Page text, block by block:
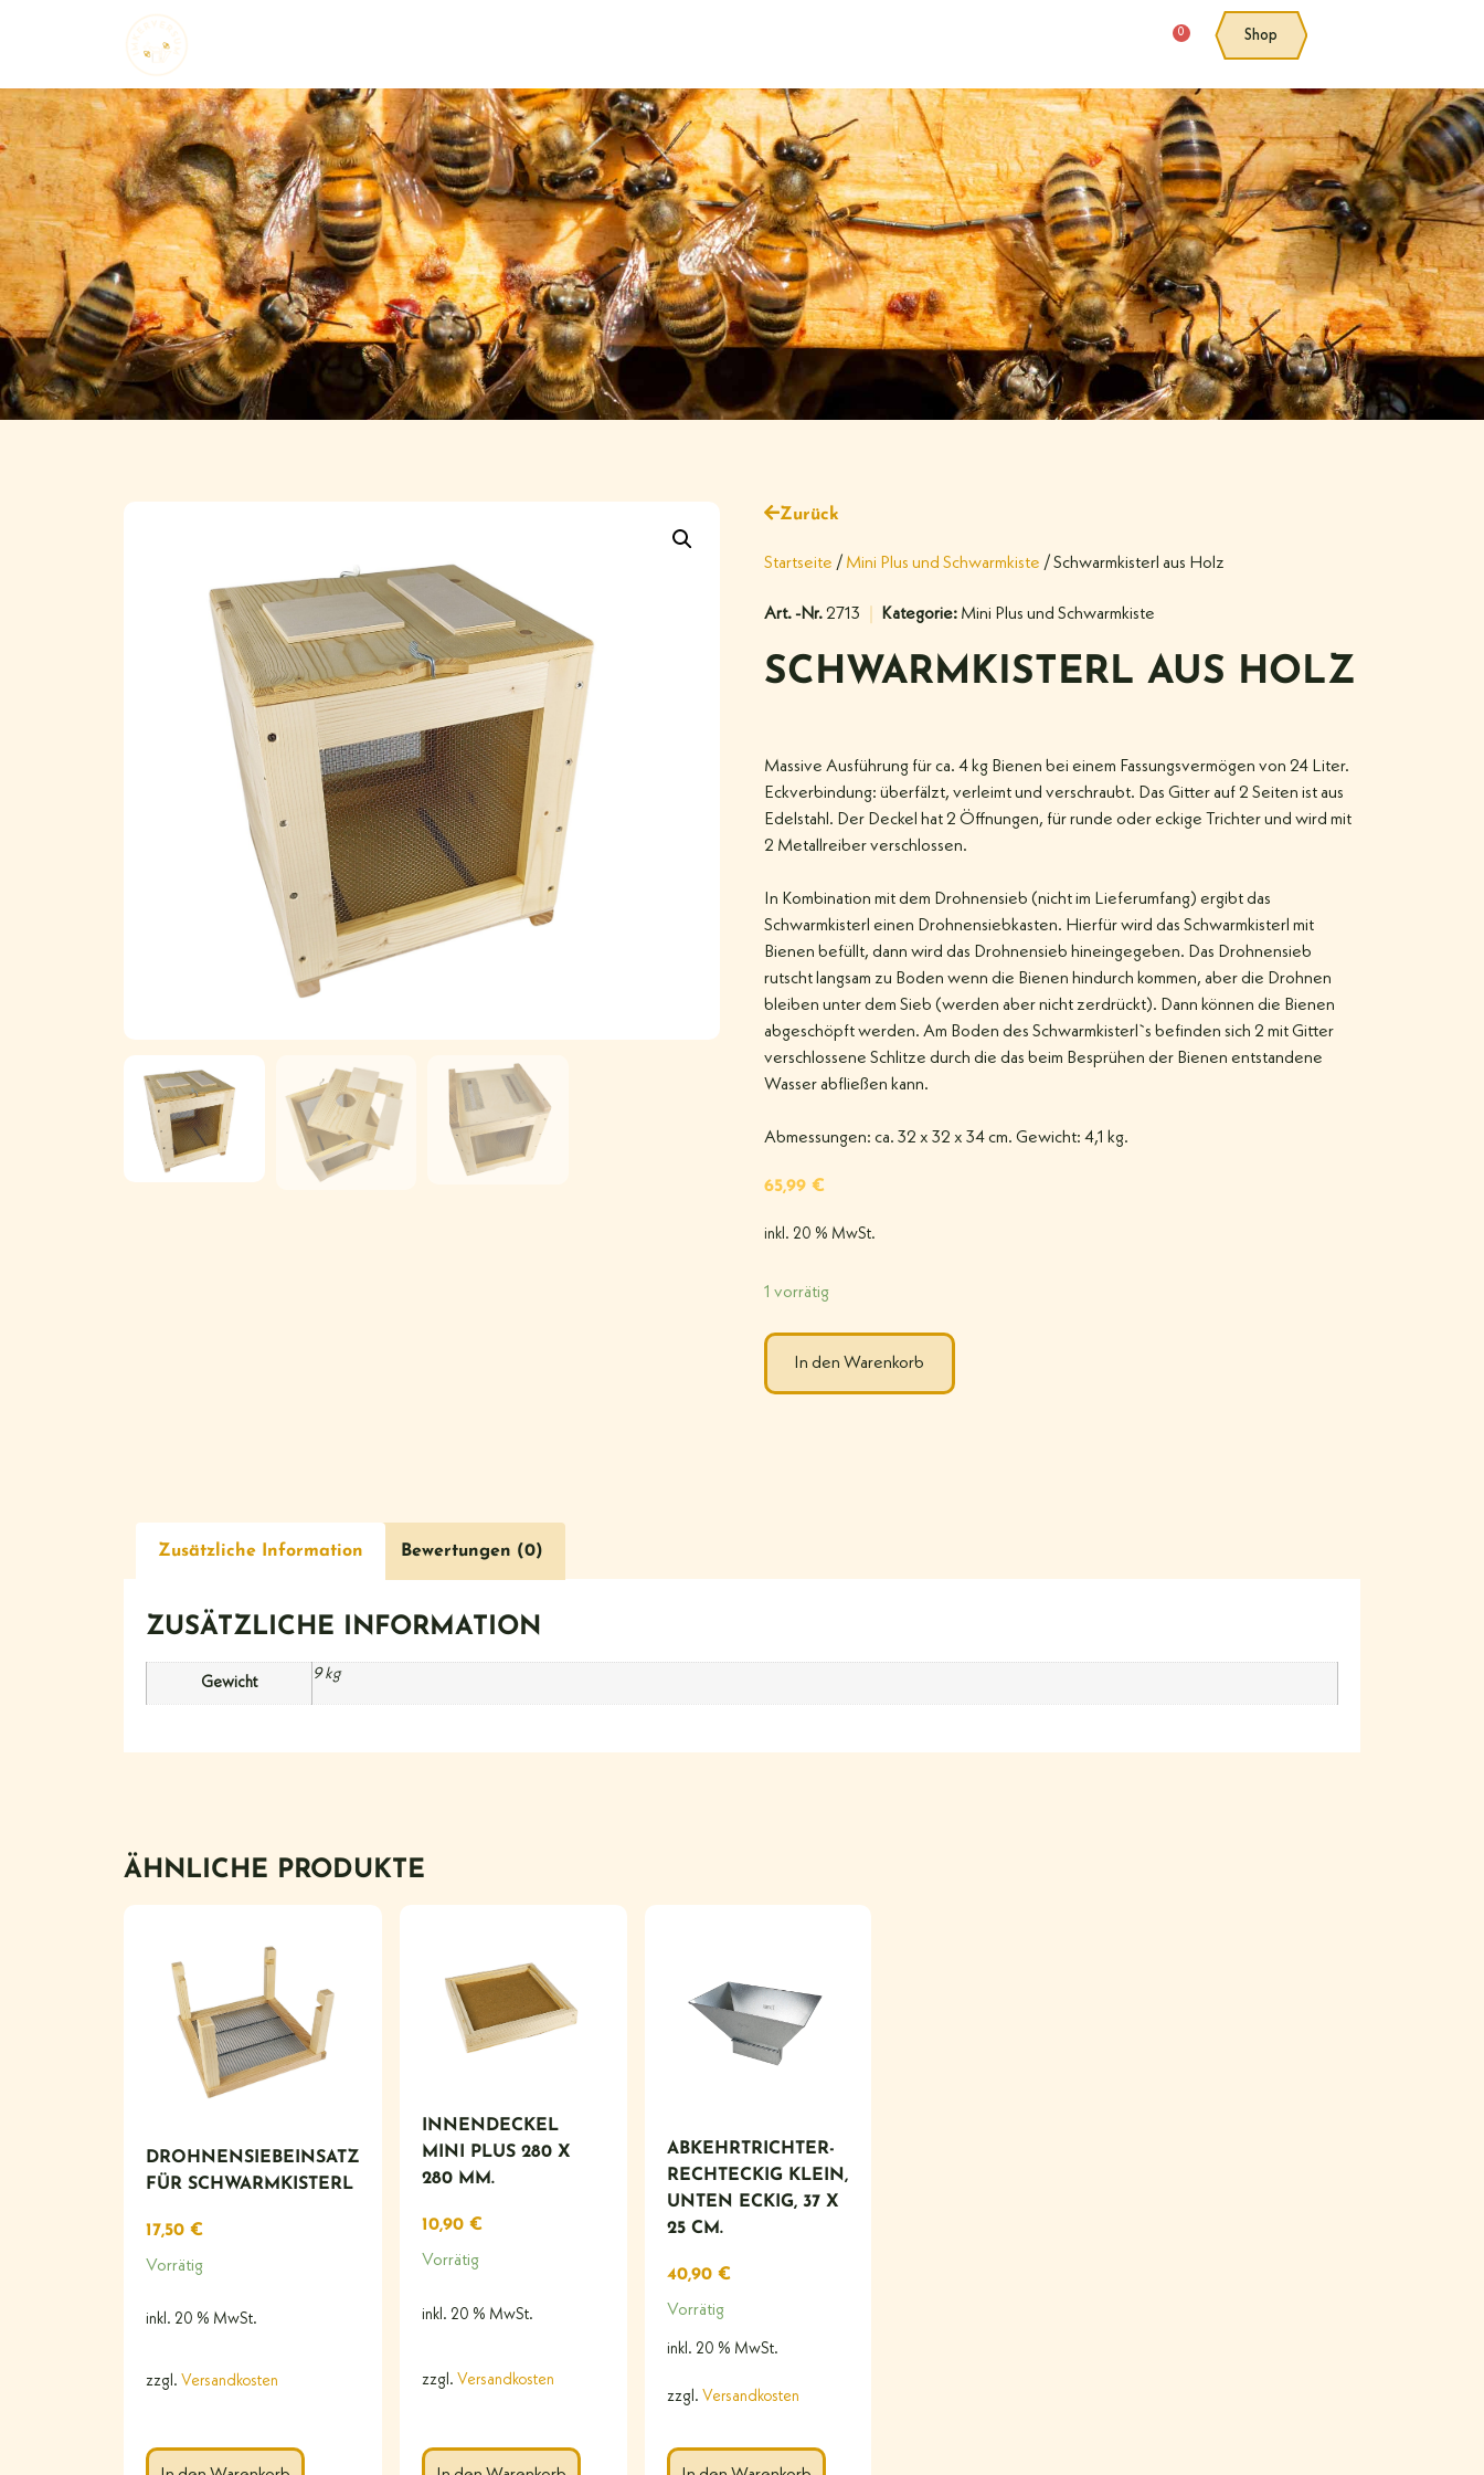
0 Shop
Zurück
Startseite / Mini Plus und Schwarmkiste / Schwarmkisterl aus Holz
Art. -Nr.2713 Kategorie: Mini Plus und Schwarmkiste
SCHWARMKISTERL AUS HOLZ
Massive Ausführung für ca. 4 kg Bienen bei einem Fassungsvermögen von 24 Liter.
Eckverbindung: überfälzt, verleimt und verschraubt. Das Gitter auf 2 Seiten ist aus
Edelstahl. Der Deckel hat 2 Öffnungen, für runde oder eckige Trichter und wird mit
2 Metallreiber verschlossen.
In Kombination mit dem Drohnensieb (nicht im Lieferumfang) ergibt das
Schwarmkisterl einen Drohnensiebkasten. Hierfür wird das Schwarmkisterl mit
Bienen befüllt, dann wird das Drohnensieb hineingegeben. Das Drohnensieb
rutscht langsam zu Boden wenn die Bienen hindurch kommen, aber die Drohnen
bleiben unter dem Sieb (werden aber nicht zerdrückt). Dann können die Bienen
abgeschöpft werden. Am Boden des Schwarmkisterl`s befinden sich 2 mit Gitter
verschlossene Schlitze durch die das beim Besprühen der Bienen entstandene
Wasser abfließen kann.
Abmessungen: ca. 32 x 32 x 34 cm. Gewicht: 4,1 kg.
65,99 €
inkl. 20 % MwSt.
1 vorrätig
In den Warenkorb
Zusätzliche Information Bewertungen (0)
ZUSÄTZLICHE INFORMATION
Gewicht
9 kg
ÄHNLICHE PRODUKTE
DROHNENSIEBEINSATZ
FÜR SCHWARMKISTERL
17,50 €
Vorrätig
inkl. 20 % MwSt.
zzgl. Versandkosten
INNENDECKEL
MINI PLUS 280 X
280 MM.
10,90 €
Vorrätig
inkl. 20 % MwSt.
zzgl. Versandkosten
ABKEHRTRICHTER-
RECHTECKIG KLEIN,
UNTEN ECKIG, 37 X
25 CM.
40,90 €
Vorrätig
inkl. 20 % MwSt.
zzgl. Versandkosten